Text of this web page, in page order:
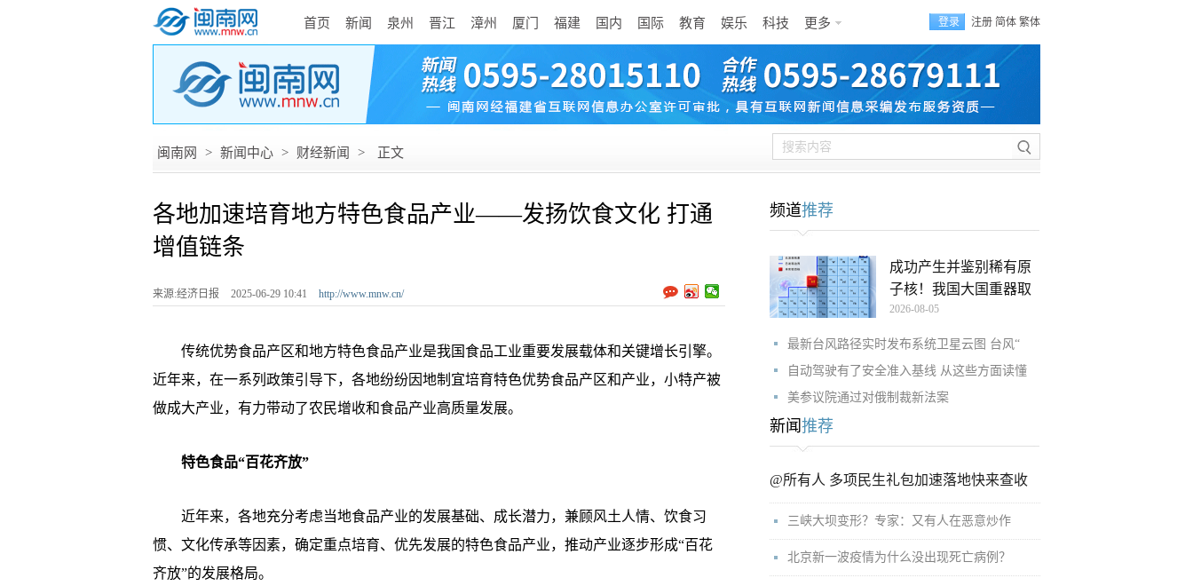
首页 新闻 泉州 晋江 漳州 厦门 福建 国内 国际 教育 娱乐 科技 更多 登录 注册 简体 繁体
闽南网 > 新闻中心 > 财经新闻 > 正文
各地加速培育地方特色食品产业——发扬饮食文化 打通
增值链条
来源:经济日报 2025-06-29 10:41 http://www.mnw.cn/
传统优势食品产区和地方特色食品产业是我国食品工业重要发展载体和关键增长引擎。
近年来，在一系列政策引导下，各地纷纷因地制宜培育特色优势食品产区和产业，小特产被
做成大产业，有力带动了农民增收和食品产业高质量发展。
特色食品“百花齐放”
近年来，各地充分考虑当地食品产业的发展基础、成长潜力，兼顾风土人情、饮食习
惯、文化传承等因素，确定重点培育、优先发展的特色食品产业，推动产业逐步形成“百花
齐放”的发展格局。
频道推荐
成功产生并鉴别稀有原
子核！我国大国重器取
2026-08-05
最新台风路径实时发布系统卫星云图 台风“
自动驾驶有了安全准入基线 从这些方面读懂
美参议院通过对俄制裁新法案
新闻 推荐
@所有人 多项民生礼包加速落地快来查收
三峡大坝变形？专家：又有人在恶意炒作
北京新一波疫情为什么没出现死亡病例？